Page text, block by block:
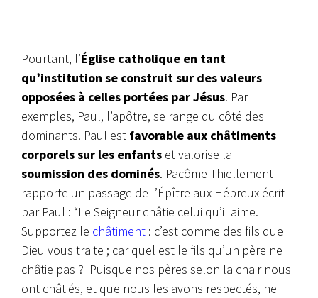
Pourtant, l’Église catholique en tant
qu’institution se construit sur des valeurs
opposées à celles portées par Jésus. Par
exemples, Paul, l’apôtre, se range du côté des
dominants. Paul est favorable aux châtiments
corporels sur les enfants et valorise la
soumission des dominés. Pacôme Thiellement
rapporte un passage de l’Épître aux Hébreux écrit
par Paul : “Le Seigneur châtie celui qu’il aime.
Supportez le châtiment : c’est comme des fils que
Dieu vous traite ; car quel est le fils qu’un père ne
châtie pas ? Puisque nos pères selon la chair nous
ont châtiés, et que nous les avons respectés, ne